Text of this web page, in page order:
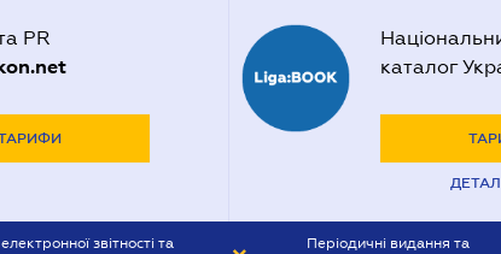
PR
каталог
звітності та Періодичні видання та